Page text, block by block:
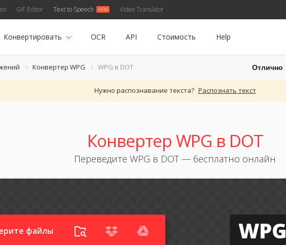
GIF Editor Text to Speech Video Translator
Конвертировать OCR API Стоимость Help
Конвертер WPG WPG в DOT Отлично
Нужно распознавание текста? Распознать текст
Конвертер WPG в DOT
Переведите WPG в DOT — бесплатно онлайн
файлы WPG